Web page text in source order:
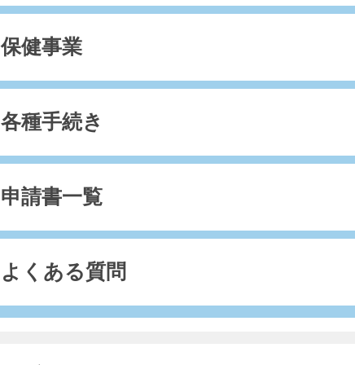
保健事業
各種手続き
申請書一覧
よくある質問